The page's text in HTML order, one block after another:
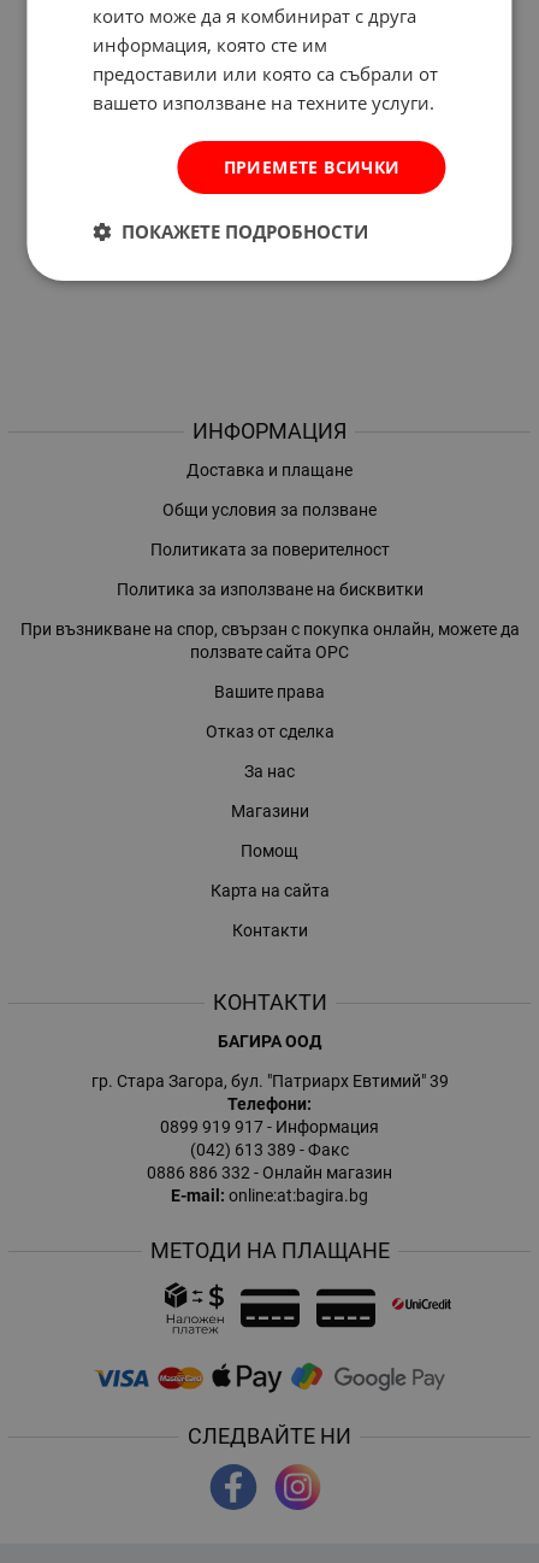
ИНФОРМАЦИЯ
Доставка и плащане
Общи условия за ползване
Политиката за поверителност
Политика за използване на бисквитки
При възникване на спор, свързан с покупка онлайн, можете да
ползвате сайта ОРС
Вашите права
Отказ от сделка
За нас
Магазини
Помощ
Карта на сайта
Контакти
КОНТАКТИ
БАГИРА ООД
гр. Стара Загора, бул. "Патриарх Евтимий" 39
Телефони:
0899 919 917- Информация
(042) 613 389 - Факс
0886 886 332 - Онлайн магазин
E-mail: online:at:bagira.bg
МЕТОДИ НА ПЛАЩАНЕ
СЛЕДВАЙТЕ НИ
които може да я комбинират с друга
информация, която сте им
предоставили или която са събрали от
вашето използване на техните услуги.
ПРИЕМЕТЕ ВСИЧКИ
ПОКАЖЕТЕ ПОДРОБНОСТИ